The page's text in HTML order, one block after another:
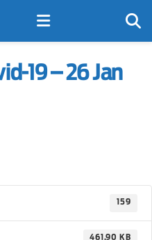
19 – 26 Jan
159
461.90 KB